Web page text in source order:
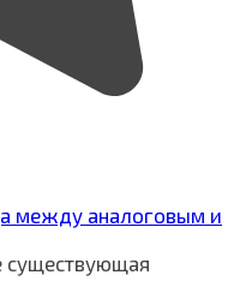
между аналоговым и